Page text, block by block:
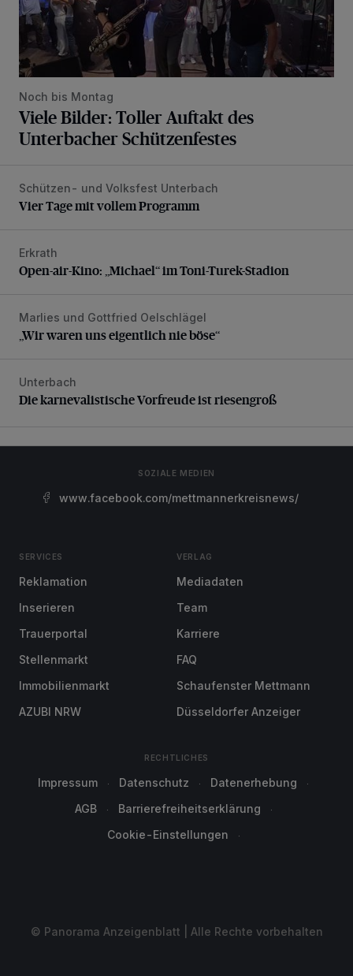
Noch bis Montag
Viele Bilder: Toller Auftakt des
Unterbacher Schützenfestes
Vier Tage mit vollem Programm
Schützen- und Volksfest Unterbach
Vier Tage mit vollem Programm
Open-air-Kino: „Michael“ im Toni-Turek-Stadion
Erkrath
Open-air-Kino: „Michael“ im Toni-Turek-Stadion
„Wir waren uns eigentlich nie böse“
Marlies und Gottfried Oelschlägel
„Wir waren uns eigentlich nie böse“
Die karnevalistische Vorfreude ist riesengroß
Unterbach
Die karnevalistische Vorfreude ist riesengroß
SOZIALE MEDIEN
www.facebook.com/mettmannerkreisnews/
SERVICES
Reklamation
Inserieren
Trauerportal
Stellenmarkt
Immobilienmarkt
AZUBI NRW
VERLAG
Mediadaten
Team
Karriere
FAQ
Schaufenster Mettmann
Düsseldorfer Anzeiger
RECHTLICHES
Impressum Datenschutz
Datenerhebung
AGB
Barrierefreiheitserklärung
Cookie-Einstellungen
© Panorama Anzeigenblatt | Alle Rechte vorbehalten